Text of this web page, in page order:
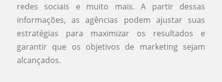
redes sociais e muito mais. A partir dessas
informações, as agências podem ajustar suas
estratégias para maximizar os resultados e
garantir que os objetivos de marketing sejam
alcançados.